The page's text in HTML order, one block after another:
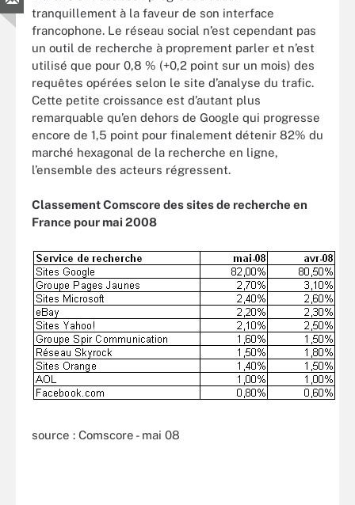
tranquillement à la faveur de son interface
francophone. Le réseau social n’est cependant pas
un outil de recherche à proprement parler et n’est
utilisé que pour 0,8 % (+0,2 point sur un mois) des
requêtes opérées selon le site d’analyse du trafic.
Cette petite croissance est d’autant plus
remarquable qu’en dehors de Google qui progresse
encore de 1,5 point pour finalement détenir 82% du
marché hexagonal de la recherche en ligne,
l’ensemble des acteurs régressent.
Classement Comscore des sites de recherche en
France pour mai 2008
source : Comscore - mai 08